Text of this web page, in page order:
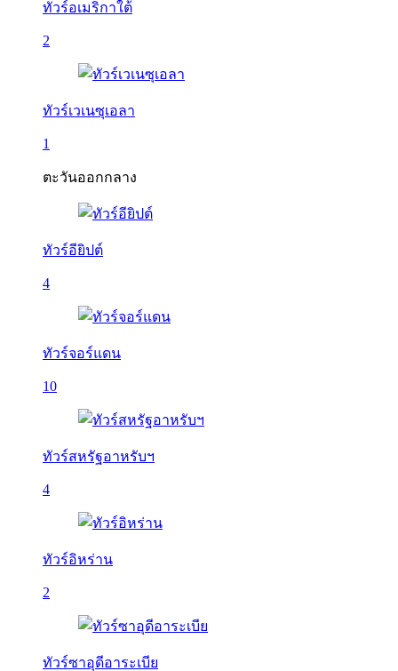
ทัวร์อเมริกาใต้
2
ทัวร์เวเนซุเอลา
1
ตะวันออกกลาง
ทัวร์อียิปต์
4
ทัวร์จอร์แดน
10
ทัวร์สหรัฐอาหรับฯ
4
ทัวร์อิหร่าน
2
ทัวร์ซาอุดีอาระเบีย